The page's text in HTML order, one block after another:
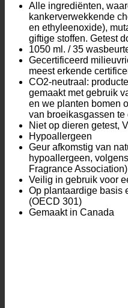
Alle ingrediënten,
kankerverwekkende
en ethyleenoxide),
giftige stoffen. Getest
1050 ml. / 35
Gecertificeerd
meest erkende
CO2-neutraal:
gemaakt met gebruik
en we planten bomen
van broeikasgassen te
Niet op dieren getest,
Hypoallergeen
Geur afkomstig van
hypoallergeen,
Fragrance Association)
Veilig in gebruik voor
Op plantaardige basis
(OECD 301)
Gemaakt in Canada